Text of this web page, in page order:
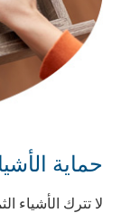
حماية
لا تترك الأشياء